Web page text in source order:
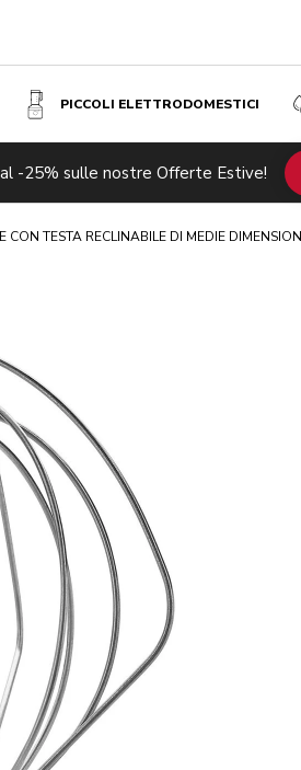
PICCOLI ELETTRODOMESTICI
-25% sulle nostre Offerte Estive!
CON TESTA RECLINABILE DI MEDIE